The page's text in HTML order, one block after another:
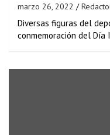
marzo 26, 2022
Diversas figuras del
conmemoración del